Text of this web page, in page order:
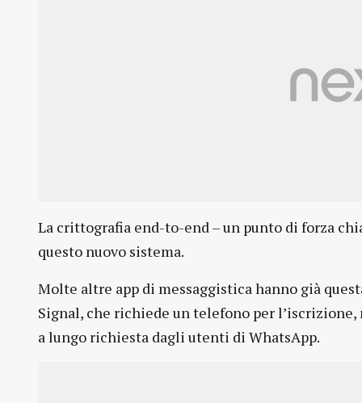
La crittografia end-to-end – un punto di forza
questo nuovo sistema.
Molte altre app di messaggistica hanno già
Signal, che richiede un telefono per l’iscrizione,
a lungo richiesta dagli utenti di WhatsApp.